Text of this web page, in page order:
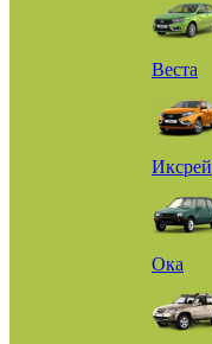
Веста
Иксрей
Ока